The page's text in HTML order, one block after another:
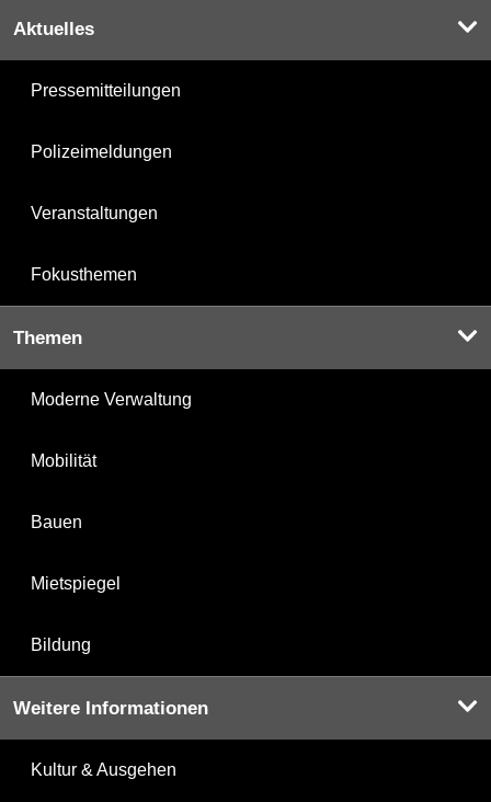
Aktuelles
Pressemitteilungen
Polizeimeldungen
Veranstaltungen
Fokusthemen
Themen
Moderne Verwaltung
Mobilität
Bauen
Mietspiegel
Bildung
Weitere Informationen
Kultur & Ausgehen